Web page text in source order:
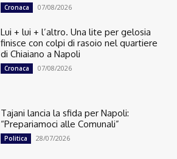
Cronaca 07/08/2026
Lui + lui + l’altro. Una lite per gelosia
finisce con colpi di rasoio nel quartiere
di Chiaiano a Napoli
Cronaca 07/08/2026
Tajani lancia la sfida per Napoli:
“Prepariamoci alle Comunali”
Politica 28/07/2026